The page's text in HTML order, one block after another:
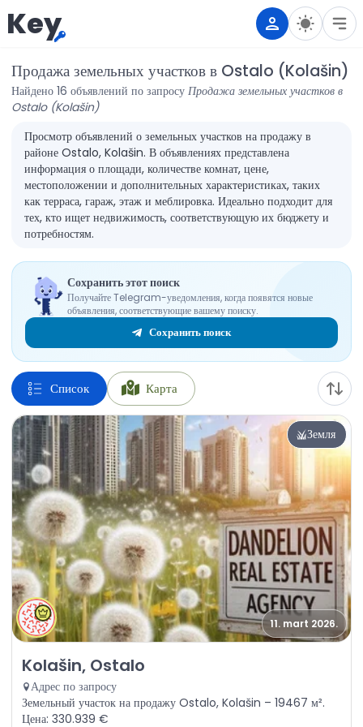
Key
Продажа земельных участков в Ostalo (Kolašin)
Найдено 16 объявлений по запросу Продажа земельных участков в
Ostalo (Kolašin)
Просмотр объявлений о земельных участков на продажу в
районе Ostalo, Kolašin. В объявлениях представлена
информация о площади, количестве комнат, цене,
местоположении и дополнительных характеристиках, таких
как терраса, гараж, этаж и меблировка. Идеально подходит для
тех, кто ищет недвижимость, соответствующую их бюджету и
потребностям.
Сохранить этот поиск
Получайте Telegram-уведомления, когда появятся новые
объявления, соответствующие вашему поиску.
Сохранить поиск
Список Карта
Земля
11. mart 2026.
Продажа - Земля Kolašin, Ostalo
Kolašin, Ostalo
Адрес по запросу
Земельный участок на продажу Ostalo, Kolašin – 19467 м².
Цена: 330.939 €